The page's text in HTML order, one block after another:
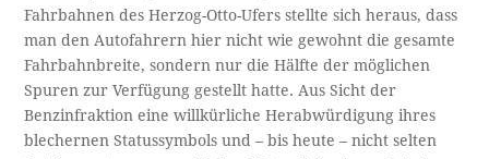
Fahrbahnen des Herzog-Otto-Ufers stellte sich heraus, dass
man den Autofahrern hier nicht wie gewohnt die gesamte
Fahrbahnbreite, sondern nur die Hälfte der möglichen
Spuren zur Verfügung gestellt hatte. Aus Sicht der
Benzinfraktion eine willkürliche Herabwürdigung ihres
blechernen Statussymbols und – bis heute – nicht selten